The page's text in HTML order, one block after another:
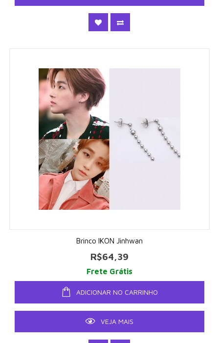
Brinco IKON Jinhwan
R$64,39
Frete Grátis
ADICIONAR NO CARRINHO
VEJA MAIS